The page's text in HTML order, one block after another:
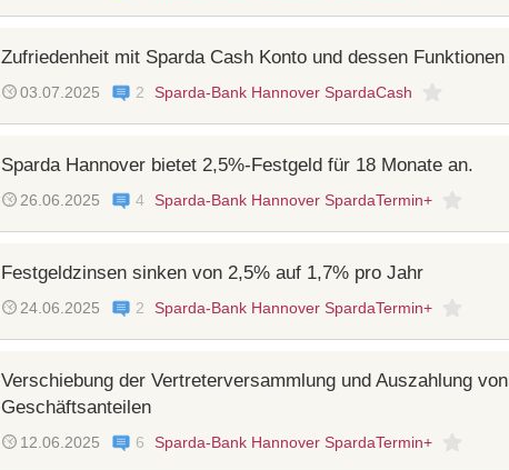
Zufriedenheit mit Sparda Cash Konto und dessen Funktionen
03.07.2025 2 Sparda-Bank Hannover SpardaCash
Sparda Hannover bietet 2,5%-Festgeld für 18 Monate an.
26.06.2025 4 Sparda-Bank Hannover SpardaTermin+
Festgeldzinsen sinken von 2,5% auf 1,7% pro Jahr
24.06.2025 2 Sparda-Bank Hannover SpardaTermin+
Verschiebung der Vertreterversammlung und Auszahlung von
Geschäftsanteilen
12.06.2025 6 Sparda-Bank Hannover SpardaTermin+